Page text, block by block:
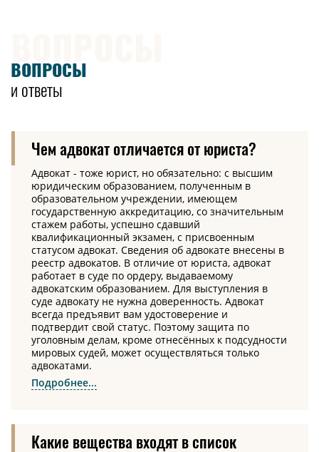
ВОПРОСЫ
и ответы
Чем адвокат отличается от юриста?
Адвокат - тоже юрист, но обязательно: с высшим
юридическим образованием, полученным в
образовательном учреждении, имеющем
государственную аккредитацию, со значительным
стажем работы, успешно сдавший
квалификационный экзамен, с присвоенным
статусом адвокат. Сведения об адвокате внесены в
реестр адвокатов. В отличие от юриста, адвокат
работает в суде по ордеру, выдаваемому
адвокатским образованием. Для выступления в
суде адвокату не нужна доверенность. Адвокат
всегда предъявит вам удостоверение и
подтвердит свой статус. Поэтому защита по
уголовным делам, кроме отнесённых к подсудности
мировых судей, может осуществляться только
адвокатами.
Подробнее...
Какие вещества входят в список